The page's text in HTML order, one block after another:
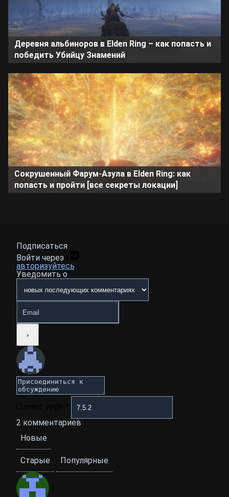
Деревня альбиноров в Elden Ring – как попасть и
победить Убийцу Знамений
Сокрушенный Фарум-Азула в Elden Ring: как
попасть и пройти [все секреты локации]
Подписаться
Войти через
авторизуйтесь
Уведомить о
2 комментариев
Новые
Старые Популярные